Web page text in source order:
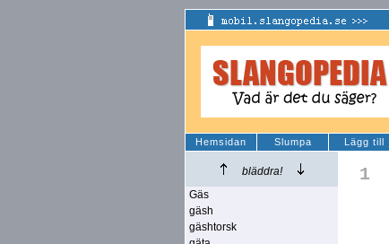
Hemsidan Slumpa Lägg till
bläddra!
Gäs
gäsh
gäshtorsk
1